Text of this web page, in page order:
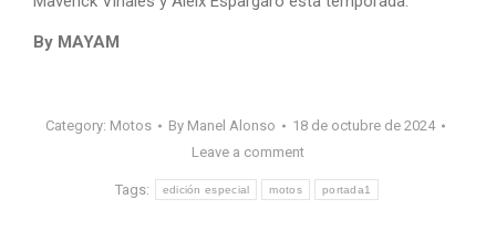
By MAYAM
Category: Motos By Manel Alonso
18 de octubre de 2024
Leave a comment
Tags: edición especial motos portada1